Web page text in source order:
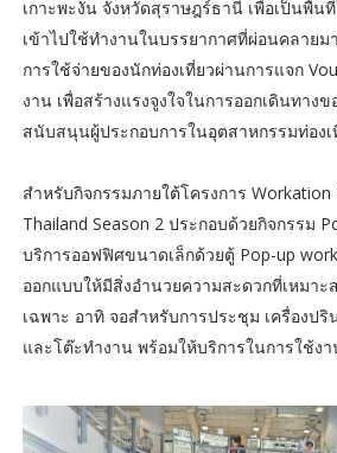
เกาะพะงัน จังหวัดสุราษฎร์ธานี เพื่อเป็นพื้น
เข้าไปใช้ทำงานในบรรยากาศที่ผ่อนคลาย
การใช้จ่ายของนักท่องเที่ยวผ่านการแจก
งาน เพื่อสร้างแรงจูงใจในการออกเดินทาง
สนับสนุนผู้ประกอบการในอุตสาหกรรมท่องเ
สำหรับกิจกรรมภายใต้โครงการ
Thailand Season 2 ประกอบด้วยกิจกรรม
บริการออฟฟิศขนาดเล็กด้วยตู้ Pop-up
ออกแบบให้มีสิ่งอำนวยความสะดวกที่เหมาะ
เฉพาะ อาทิ จอสำหรับการประชุม เครื่องป
และโต๊ะทำงาน พร้อมให้บริการในการใช้ง